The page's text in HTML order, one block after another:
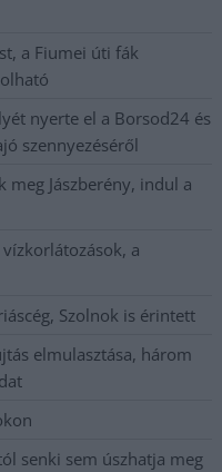
a Fiumei úti fák
nyerte el a Borsod24 és
szennyezéséről
meg Jászberény, indul a
a
Szolnok is érintett
elmulasztása, három
senki sem úszhatja meg